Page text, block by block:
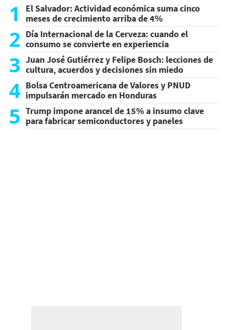
1
El Salvador: Actividad económica suma cinco
meses de crecimiento arriba de 4%
2 Día Internacional de la Cerveza: cuando el
consumo se convierte en experiencia
3 Juan José Gutiérrez y Felipe Bosch: lecciones de
cultura, acuerdos y decisiones sin miedo
4 Bolsa Centroamericana de Valores y PNUD
impulsarán mercado en Honduras
5 Trump impone arancel de 15% a insumo clave
para fabricar semiconductores y paneles